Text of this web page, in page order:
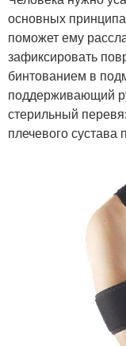
основных
поможет ему
зафиксировать
бинтованием в
поддерживающий
стерильный
плечевого сустава